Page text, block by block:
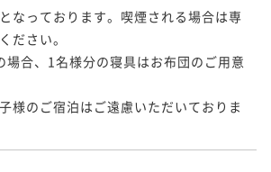
なっております。喫煙される場合は専
ださい。
場合、1名様分の寝具はお布団のご用意
様のご宿泊はご遠慮いただいておりま